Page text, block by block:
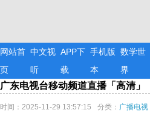
网站首
页
中文视
听
APP下
载
手机版
本
数学世
界
广东电视台移动频道直播「高清」
时间：2025-11-29 13:57:15 分类： 广播电视